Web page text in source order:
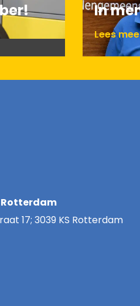
In
Lees
Rotterdam
17; 3039 KS Rotterdam